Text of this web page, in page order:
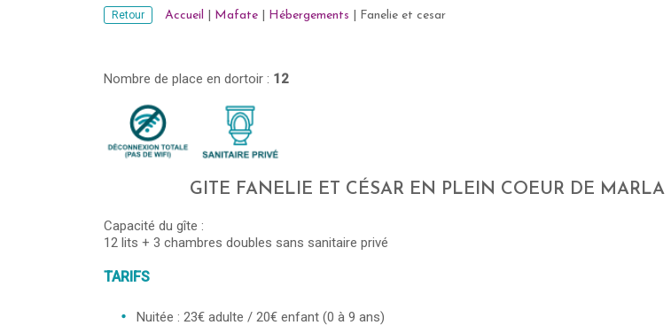
Retour Accueil Mafate Hébergements Fanelie et cesar
Nombre de place en dortoir : 12
GITE FANELIE ET CÉSAR EN PLEIN COEUR DE MARLA
Capacité du gîte :
12 lits + 3 chambres doubles sans sanitaire privé
TARIFS
Nuitée : 23€ adulte / 20€ enfant (0 à 9 ans)